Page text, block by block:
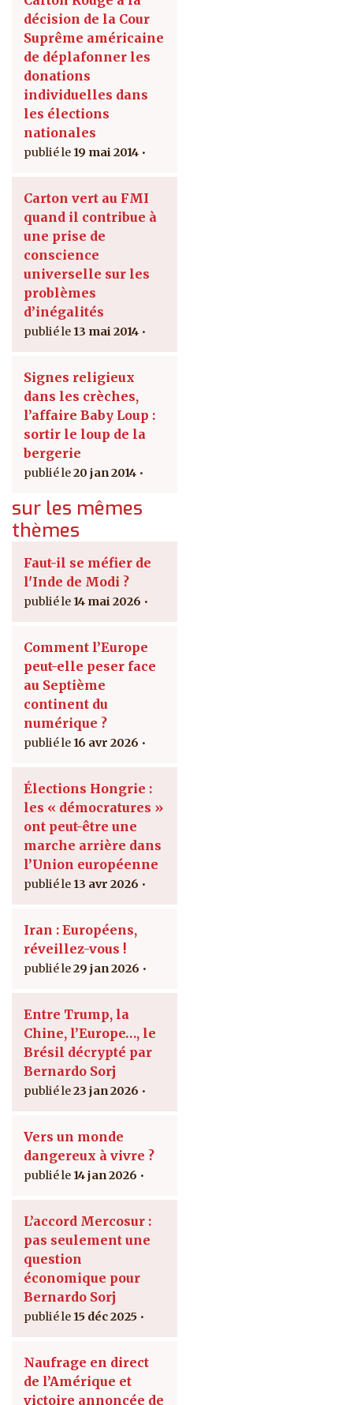
décision de la Cour
Suprême américaine
de déplafonner les
donations
individuelles dans
les élections
nationales
19 mai 2014
Carton vert au FMI
quand il contribue à
une prise de
conscience
universelle sur les
problèmes
d’inégalités
13 mai 2014
Signes religieux
dans les crèches,
l’affaire Baby Loup :
sortir le loup de la
bergerie
20 jan 2014
sur les mêmes
thèmes
Faut-il se méfier de
l'Inde de Modi ?
14 mai 2026
Comment l’Europe
peut-elle peser face
au Septième
continent du
numérique ?
16 avr 2026
Élections Hongrie :
les « démocratures »
ont peut-être une
marche arrière dans
l’Union européenne
13 avr 2026
Iran : Européens,
réveillez-vous !
29 jan 2026
Entre Trump, la
Chine, l’Europe…, le
Brésil décrypté par
Bernardo Sorj
23 jan 2026
Vers un monde
dangereux à vivre ?
14 jan 2026
L’accord Mercosur :
pas seulement une
question
économique pour
Bernardo Sorj
15 déc 2025
Naufrage en direct
de l’Amérique et
victoire annoncée de